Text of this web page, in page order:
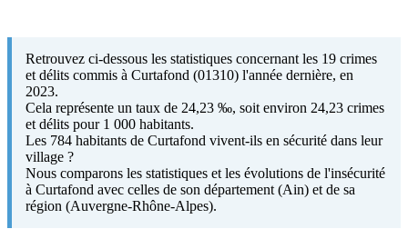
Retrouvez ci-dessous les statistiques concernant les 19 crimes
et délits commis à Curtafond (01310) l'année dernière, en
2023.
Cela représente un taux de 24,23 ‰, soit environ 24,23 crimes
et délits pour 1 000 habitants.
Les 784 habitants de Curtafond vivent-ils en sécurité dans leur
village ?
Nous comparons les statistiques et les évolutions de l'insécurité
à Curtafond avec celles de son département (Ain) et de sa
région (Auvergne-Rhône-Alpes).